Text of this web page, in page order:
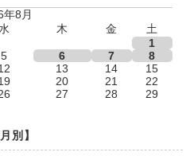
年8月
木 金
土
1
5 6 7
8
13 14
15
20 21
22
27 28
29
月別】